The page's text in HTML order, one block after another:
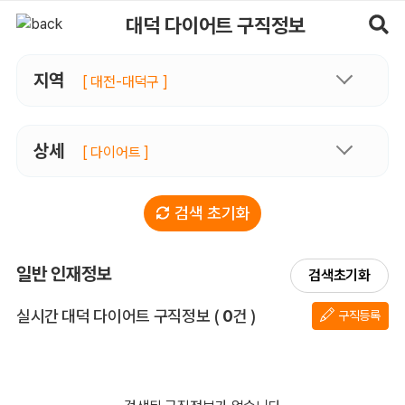
대덕 다이어트 구직정보
지역 [ 대전-대덕구 ]
상세 [ 다이어트 ]
검색 초기화
일반 인재정보 검색초기화
실시간 대덕 다이어트 구직정보 전체 목록
( 0건 ) 구직등록